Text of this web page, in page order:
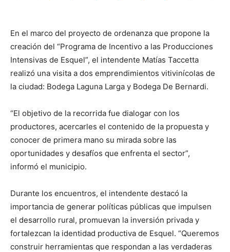
En el marco del proyecto de ordenanza que propone la
creación del “Programa de Incentivo a las Producciones
Intensivas de Esquel”, el intendente Matías Taccetta
realizó una visita a dos emprendimientos vitivinícolas de
la ciudad: Bodega Laguna Larga y Bodega De Bernardi.
“El objetivo de la recorrida fue dialogar con los
productores, acercarles el contenido de la propuesta y
conocer de primera mano su mirada sobre las
oportunidades y desafíos que enfrenta el sector”,
informó el municipio.
Durante los encuentros, el intendente destacó la
importancia de generar políticas públicas que impulsen
el desarrollo rural, promuevan la inversión privada y
fortalezcan la identidad productiva de Esquel. “Queremos
construir herramientas que respondan a las verdaderas